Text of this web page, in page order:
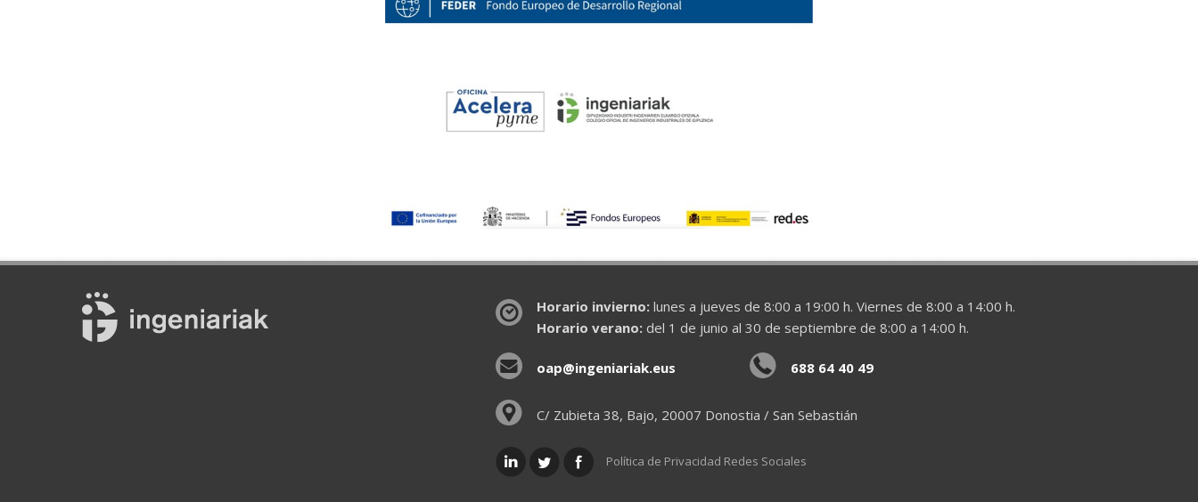
Horario invierno:lunes a jueves de 8:00 a 19:00 h. Viernes de 8:00 a 14:00 h.
Horario verano:del 1 de junio al 30 de septiembre de 8:00 a 14:00 h.
oap@ingeniariak.eus 688 64 40 49
C/ Zubieta 38, Bajo, 20007 Donostia / San Sebastián
Política de Privacidad Redes Sociales